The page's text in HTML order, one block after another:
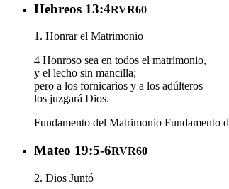
Hebreos 13:4RVR60
1. Honrar el Matrimonio
4 Honroso sea en todos el matrimonio,
y el lecho sin mancilla;
pero a los fornicarios y a los adúlteros
los juzgará Dios.
Fundamento del Matrimonio Fundamento
Mateo 19:5-6RVR60
2. Dios Juntó